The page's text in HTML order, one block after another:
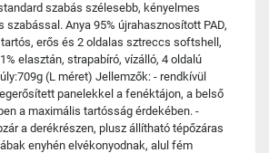
szabás szélesebb, kényelmes
szabással. Anya 95% újrahasznosított PAD,
tartós, erős és 2 oldalas sztreccs softshell,
elasztán, strapabíró, vízálló, 4 oldalú
(L méret) Jellemzők: - rendkívül
panelekkel a fenéktájon, a belső
a maximális tartósság érdekében. -
a derékrészen, plusz állítható tépőzáras
enyhén elvékonyodnak, alul fém